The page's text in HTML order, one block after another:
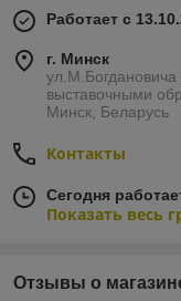
Работает с
г. Минск
выставочными
Минск, Беларусь
Контакты
Сегодня
Показать весь
Отзывы о